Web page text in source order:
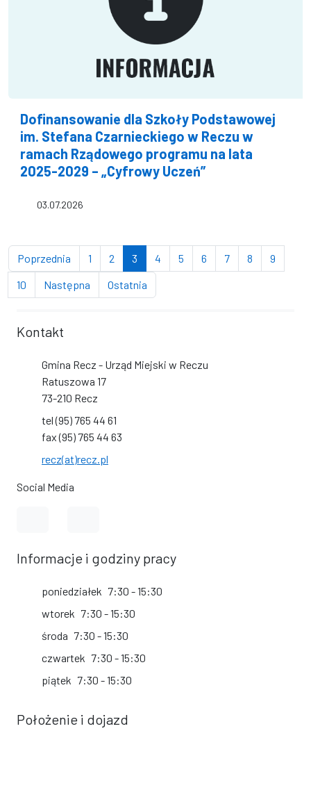
Dofinansowanie dla Szkoły Podstawowej
im. Stefana Czarnieckiego w Reczu w
ramach Rządowego programu na lata
2025-2029 – „Cyfrowy Uczeń”
03.07.2026
Poprzednia strona
1 strona
2 strona
3 (bieżąca strona)
4 strona
5 strona
6 strona
7strona
8 strona
9
10 stronaNastępna stronaOstatnia
Kontakt
Gmina Recz - Urząd Miejski w Reczu
Ratuszowa 17
73-210 Recz
tel (95) 765 44 61
fax (95) 765 44 63
recz(at)recz.pl
Social Media
Informacje i godziny pracy
poniedziałek 7:30 - 15:30
wtorek 7:30 - 15:30
środa 7:30 - 15:30
czwartek 7:30 - 15:30
piątek 7:30 - 15:30
Położenie i dojazd